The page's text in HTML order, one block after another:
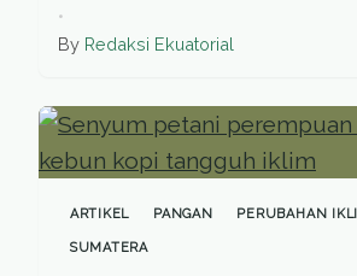
•
By Redaksi Ekuatorial
ARTIKEL PANGAN PERUBAHAN
SUMATERA